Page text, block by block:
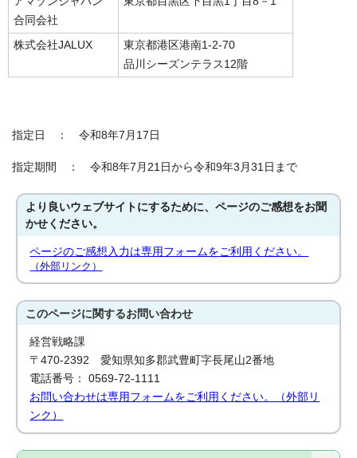
合同会社
株式会社JALUX
東京都港区港南1-2-70
品川シーズンテラス12階
指定日 ： 令和8年7月17日
指定期間 ： 令和8年7月21日から令和9年3月31日まで
より良いウェブサイトにするために、ページのご感想をお聞
かせください。
ページのご感想入力は専用フォームをご利用ください。
（外部リンク）
このページに関するお問い合わせ
経営戦略課
〒470-2392 愛知県知多郡武豊町字長尾山2番地
電話番号： 0569-72-1111
お問い合わせは専用フォームをご利用ください。（外部リ
ンク）